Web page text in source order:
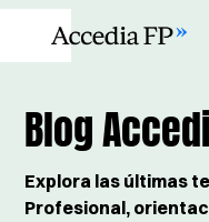
Blog
Explora las últimas
Profesional,